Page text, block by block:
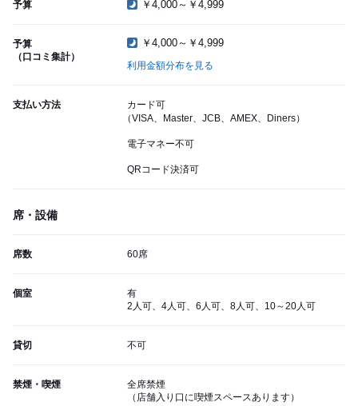
予算 ￥4,000～￥4,999
予算
（口コミ集計）
￥4,000～￥4,999
利用金額分布を見る
支払い方法
カード可
（VISA、Master、JCB、AMEX、Diners）
電子マネー不可
QRコード決済可
席・設備
席数 60席
個室
有
2人可、4人可、6人可、8人可、10～20人可
貸切 不可
禁煙・喫煙
全席禁煙
（店舗入り口に喫煙スペースあります）